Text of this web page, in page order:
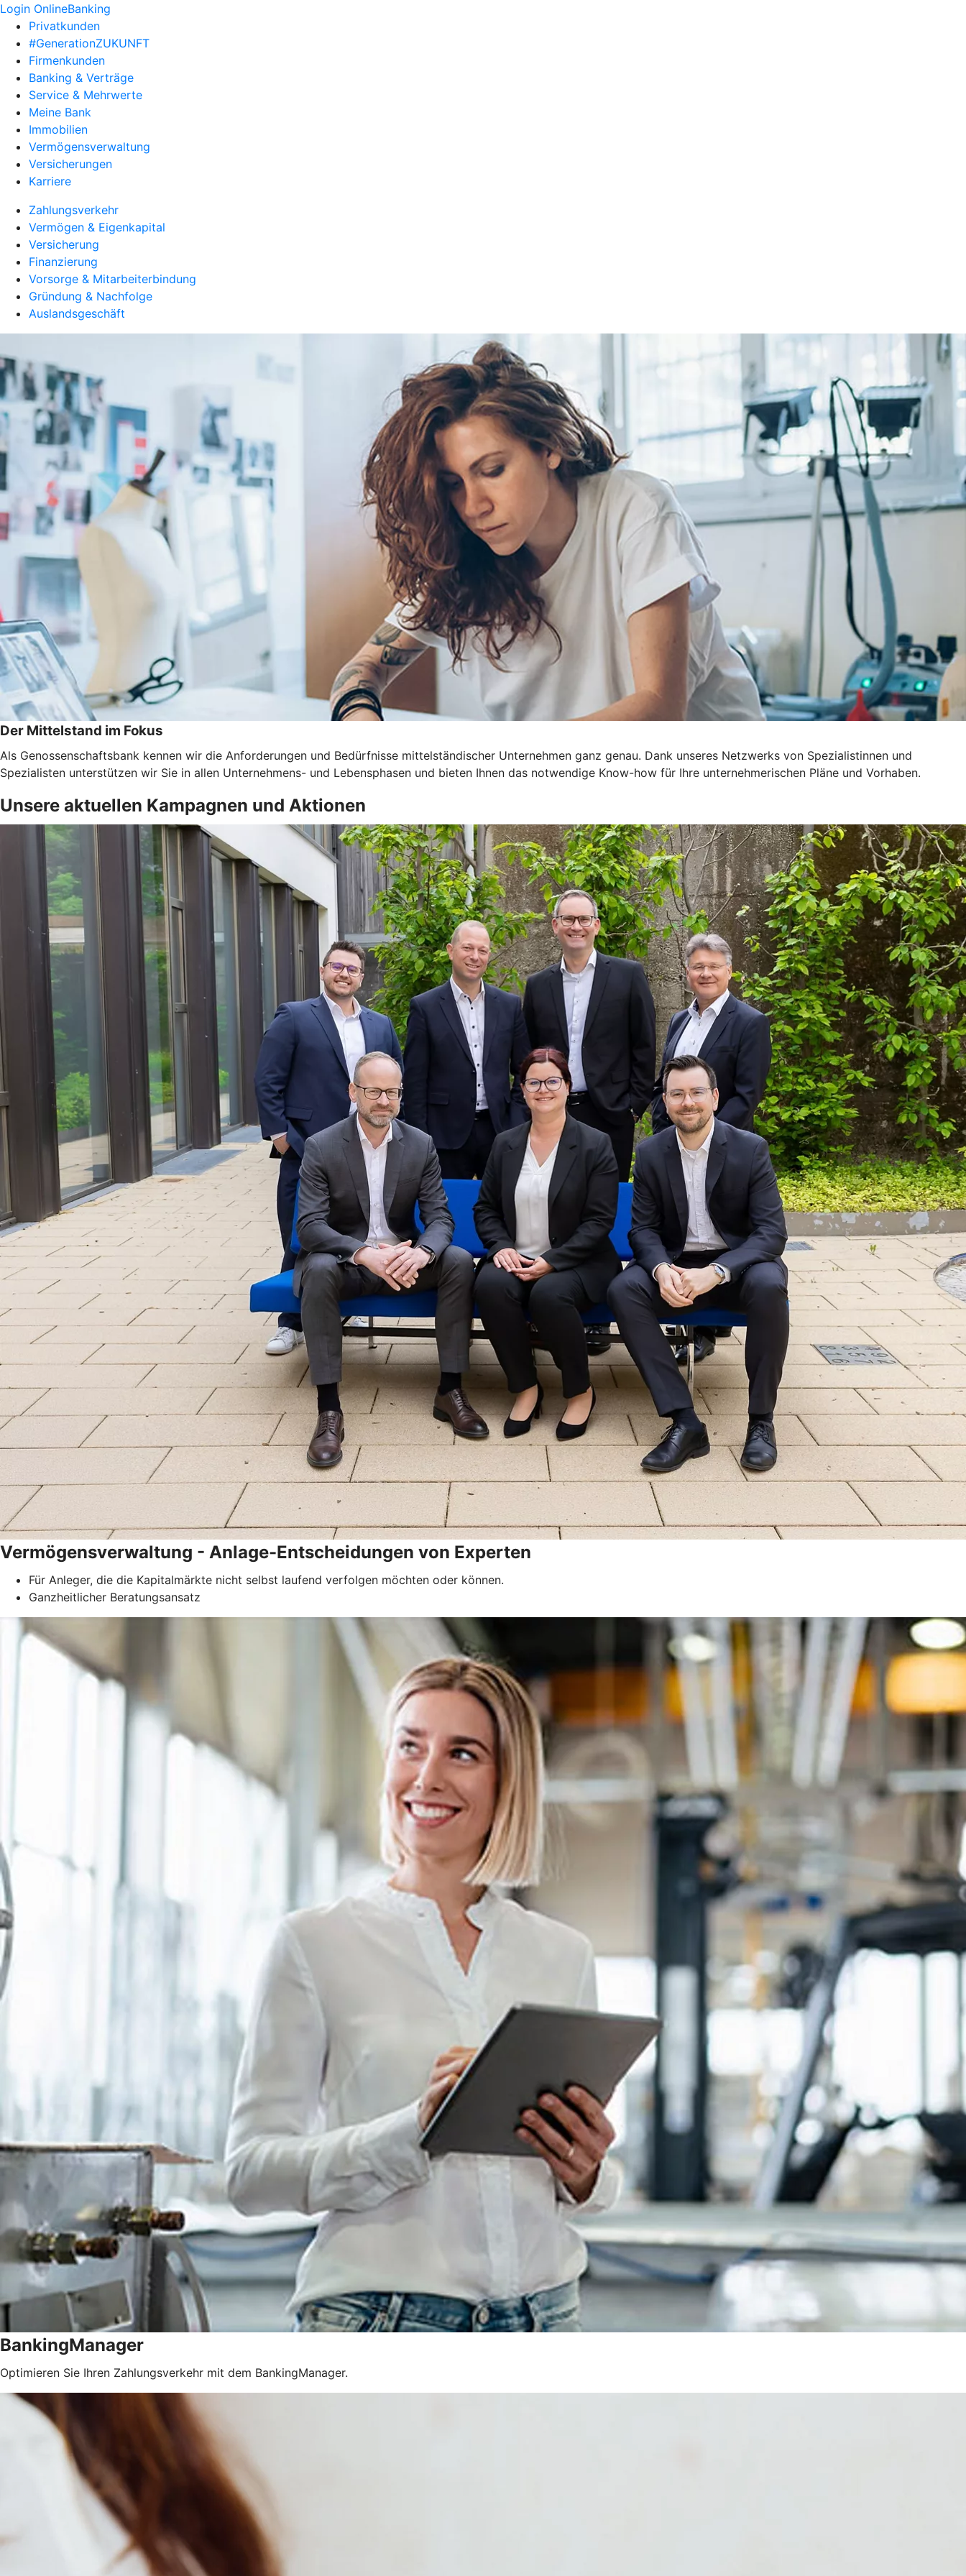
Login OnlineBanking
Privatkunden
#GenerationZUKUNFT
Firmenkunden
Banking & Verträge
Service & Mehrwerte
Meine Bank
Immobilien
Vermögensverwaltung
Versicherungen
Karriere
Zahlungsverkehr
Vermögen & Eigenkapital
Versicherung
Finanzierung
Vorsorge & Mitarbeiterbindung
Gründung & Nachfolge
Auslandsgeschäft
Der Mittelstand im Fokus
Als Genossenschaftsbank kennen wir die Anforderungen und Bedürfnisse mittelständischer Unternehmen ganz genau. Dank unseres Netzwerks von Spezialistinnen und
Spezialisten unterstützen wir Sie in allen Unternehmens- und Lebensphasen und bieten Ihnen das notwendige Know-how für Ihre unternehmerischen Pläne und Vorhaben.
Unsere aktuellen Kampagnen und Aktionen
Vermögensverwaltung - Anlage-Entscheidungen von Experten
Für Anleger, die die Kapitalmärkte nicht selbst laufend verfolgen möchten oder können.
Ganzheitlicher Beratungsansatz
BankingManager
Optimieren Sie Ihren Zahlungsverkehr mit dem BankingManager.